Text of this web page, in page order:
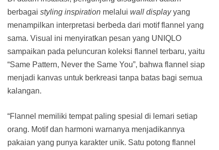
berbagai styling inspiration melalui wall displayyang
menampilkan interpretasi berbeda dari motif flannel yang
sama. Visual ini menyiratkan pesan yang UNIQLO
sampaikan pada peluncuran koleksi flannel terbaru, yaitu
“Same Pattern, Never the Same You”, bahwa flannel siap
menjadi kanvas untuk berkreasi tanpa batas bagi semua
kalangan.
“Flannel memiliki tempat paling spesial di lemari setiap
orang. Motif dan harmoni warnanya menjadikannya
pakaian yang punya karakter unik. Satu potong flannel